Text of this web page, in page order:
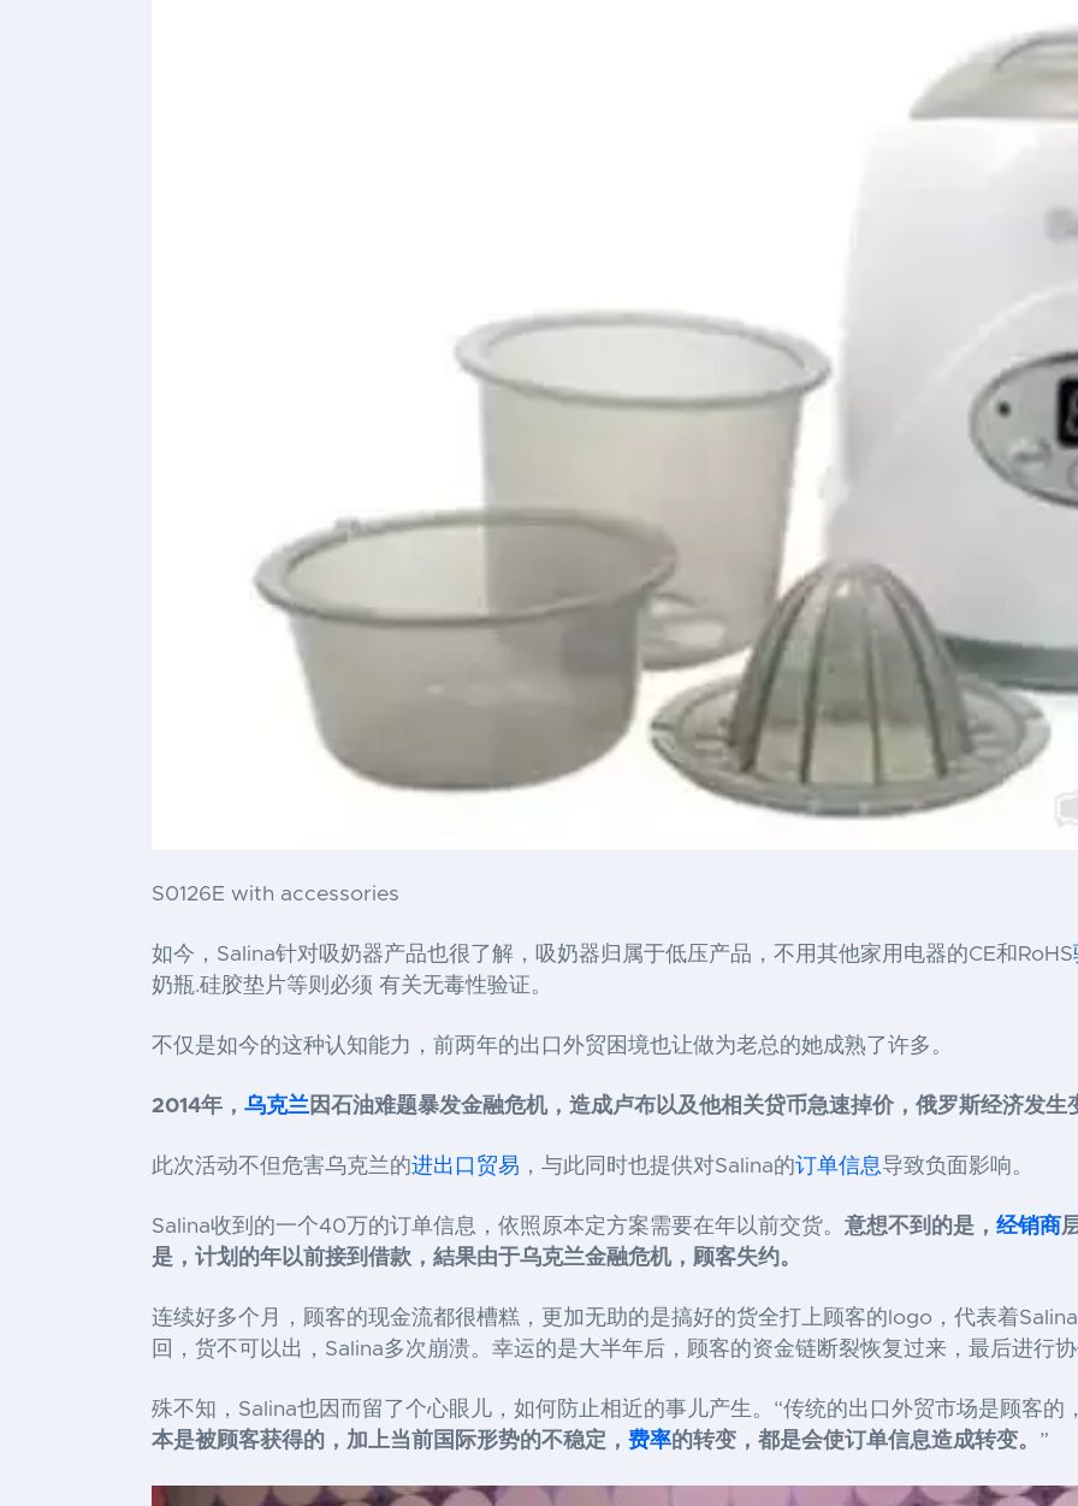
S0126E with accessories
如今，Salina针对吸奶器产品也很了解，吸奶器归属于低压产品，不用其他家用电器的CE和RoHS
奶瓶.硅胶垫片等则必须 有关无毒性验证。
不仅是如今的这种认知能力，前两年的出口外贸困境也让做为老总的她成熟了许多。
2014年， 乌克兰 因石油难题暴发金融危机，造成卢布以及他相关贷币急速掉价，俄罗斯经济发生
此次活动不但危害乌克兰的进出口贸易 ，与此同时也提供对Salina的订单信息导致负面影响。
Salina收到的一个40万的订单信息，依照原本定方案需要在年以前交货。 意想不到的是， 经销商
是，计划的年以前接到借款，結果由于乌克兰金融危机，顾客失约。
连续好多个月，顾客的现金流都很槽糕，更加无助的是搞好的货全打上顾客的logo，代表着
回，货不可以出，Salina多次崩溃。幸运的是大半年后，顾客的资金链断裂恢复过来，最后进行
殊不知，Salina也因而留了个心眼儿，如何防止相近的事儿产生。“传统的出口外贸市场是顾客的
本是被顾客获得的，加上当前国际形势的不稳定， 费率的转变，都是会使订单信息造成转变。 ”